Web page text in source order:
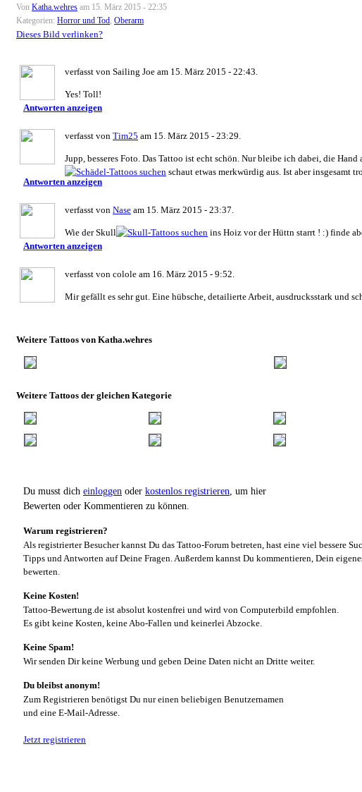
Von Katha.wehres am 15. März 2015 - 22:35
Kategorien: Horror und Tod, Oberarm
Dieses Bild verlinken?
verfasst von Sailing Joe am 15. März 2015 - 22:43.
Yes! Toll!
Antworten anzeigen
verfasst von Tim25 am 15. März 2015 - 23:29.
Jupp, besseres Foto. Das Tattoo ist echt schön. Nur bleibe ich dabei, die Hand
schaut etwas merkwürdig aus. Ist aber insgesamt
Antworten anzeigen
verfasst von Nase am 15. März 2015 - 23:37.
Wie der Skull
ins Hoiz vor der Hüttn starrt ! :) finde
Antworten anzeigen
verfasst von colole am 16. März 2015 - 9:52.
Mir gefällt es sehr gut. Eine hübsche, detailierte Arbeit, ausdrucksstark und
Weitere Tattoos von Katha.wehres
Weitere Tattoos der gleichen Kategorie
Du musst dich einloggen oder kostenlos registrieren , um hier
Bewerten oder Kommentieren zu können.
Warum registrieren?
Als registrierter Besucher kannst Du das Tattoo-Forum betreten, hast eine viel bessere
Tipps und Antworten auf Deine Fragen. Außerdem kannst Du kommentieren, Dein
bewerten.
Keine Kosten!
Tattoo-Bewertung.de ist absolut kostenfrei und wird von Computerbild empfohlen.
Es gibt keine Kosten, keine Abo-Fallen und keinerlei Abzocke.
Keine Spam!
Wir senden Dir keine Werbung und geben Deine Daten nicht an Dritte weiter.
Du bleibst anonym!
Zum Registrieren benötigst Du nur einen beliebigen Benutzernamen
und eine E-Mail-Adresse.
Jetzt registrieren